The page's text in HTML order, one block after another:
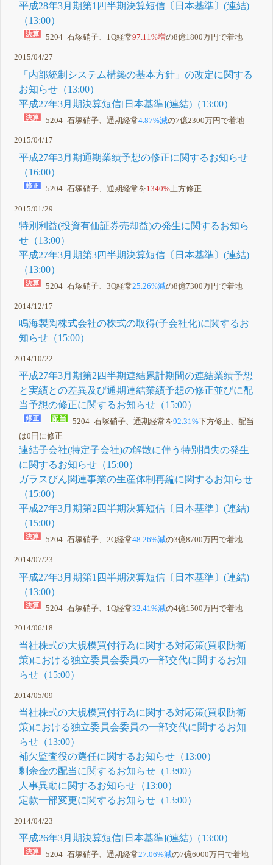
平成28年3月期第1四半期決算短信〔日本基準〕(連結)
（13:00）
5204 石塚硝子、1Q経常97.11%増の8億1800万円で着地
2015/04/27
「内部統制システム構築の基本方針」の改定に関する
お知らせ（13:00）
平成27年3月期決算短信[日本基準](連結)（13:00）
5204 石塚硝子、通期経常4.87%減の7億2300万円で着地
2015/04/17
平成27年3月期通期業績予想の修正に関するお知らせ
（16:00）
5204 石塚硝子、通期経常を1340% 上方修正
2015/01/29
特別利益(投資有価証券売却益)の発生に関するお知ら
せ（13:00）
平成27年3月期第3四半期決算短信〔日本基準〕(連結)
（13:00）
5204 石塚硝子、3Q経常25.26%減の8億7300万円で着地
2014/12/17
鳴海製陶株式会社の株式の取得(子会社化)に関するお
知らせ（15:00）
2014/10/22
平成27年3月期第2四半期連結累計期間の連結業績予想
と実績との差異及び通期連結業績予想の修正並びに配
当予想の修正に関するお知らせ（15:00）
5204 石塚硝子、通期経常を92.31% 下方修正、配当
は0円に修正
連結子会社(特定子会社)の解散に伴う特別損失の発生
に関するお知らせ（15:00）
ガラスびん関連事業の生産体制再編に関するお知らせ
（15:00）
平成27年3月期第2四半期決算短信〔日本基準〕(連結)
（15:00）
5204 石塚硝子、2Q経常48.26%減の3億8700万円で着地
2014/07/23
平成27年3月期第1四半期決算短信〔日本基準〕(連結)
（13:00）
5204 石塚硝子、1Q経常32.41%減の4億1500万円で着地
2014/06/18
当社株式の大規模買付行為に関する対応策(買収防衛
策)における独立委員会委員の一部交代に関するお知
らせ（15:00）
2014/05/09
当社株式の大規模買付行為に関する対応策(買収防衛
策)における独立委員会委員の一部交代に関するお知
らせ（13:00）
補欠監査役の選任に関するお知らせ（13:00）
剰余金の配当に関するお知らせ（13:00）
人事異動に関するお知らせ（13:00）
定款一部変更に関するお知らせ（13:00）
2014/04/23
平成26年3月期決算短信[日本基準](連結)（13:00）
5204 石塚硝子、通期経常27.06%減の7億6000万円で着地